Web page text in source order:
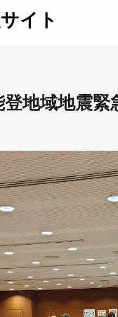
イト
登地域地震